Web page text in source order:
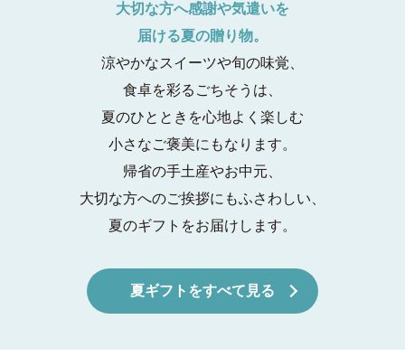
大切な方へ感謝や気遣いを
届ける夏の贈り物。
涼やかなスイーツや旬の味覚、
食卓を彩るごちそうは、
夏のひとときを心地よく楽しむ
小さなご褒美にもなります。
帰省の手土産やお中元、
大切な方へのご挨拶にもふさわしい、
夏のギフトをお届けします。
夏ギフトをすべて見る